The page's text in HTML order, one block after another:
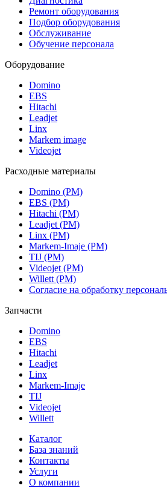
Ремонт оборудования
Подбор оборудования
Обслуживание
Обучение персонала
Оборудование
Domino
EBS
Hitachi
Leadjet
Linx
Markem image
Videojet
Расходные материалы
Domino (РМ)
EBS (РМ)
Hitachi (РМ)
Leadjet (РМ)
Linx (РМ)
Markem-Imaje (РМ)
TIJ (РМ)
Videojet (РМ)
Willett (РМ)
Согласие на обработку
Запчасти
Domino
EBS
Hitachi
Leadjet
Linx
Markem-Imaje
TIJ
Videojet
Willett
Каталог
База знаний
Контакты
Услуги
О компании